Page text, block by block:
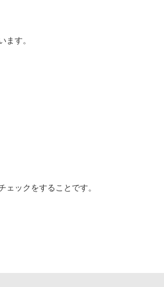
ます。
ックをすることです。